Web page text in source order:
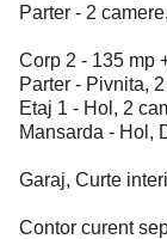
Parter - 2
Corp 2 - 135 mp
Parter - Pivnita,
Etaj 1 - Hol, 2
Mansarda - Hol,
Garaj, Curte
Contor curent